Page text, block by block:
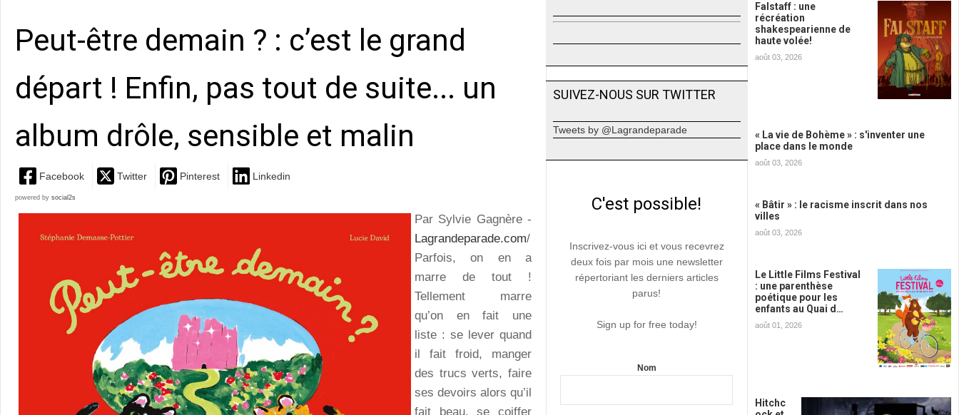
Peut-être demain ? : c’est le grand
départ ! Enfin, pas tout de suite... un
album drôle, sensible et malin
Facebook Twitter Pinterest Linkedin
powered by social2s
Par Sylvie Gagnère -
Lagrandeparade.com/
Parfois, on en a
marre de tout !
Tellement marre
qu’on en fait une
liste : se lever quand
il fait froid, manger
des trucs verts, faire
ses devoirs alors qu’il
fait beau, se coiffer
SUIVEZ-NOUS SUR TWITTER
Tweets by @Lagrandeparade
C'est possible!
Inscrivez-vous ici et vous recevrez
deux fois par mois une newsletter
répertoriant les derniers articles
parus!
Sign up for free today!
Nom
Falstaff : une
récréation
shakespearienne de
haute volée!
août 03, 2026
« La vie de Bohème » : s'inventer une
place dans le monde
août 03, 2026
« Bâtir » : le racisme inscrit dans nos
villes
août 03, 2026
Le Little Films Festival
: une parenthèse
poétique pour les
enfants au Quai d…
août 01, 2026
Hitchc